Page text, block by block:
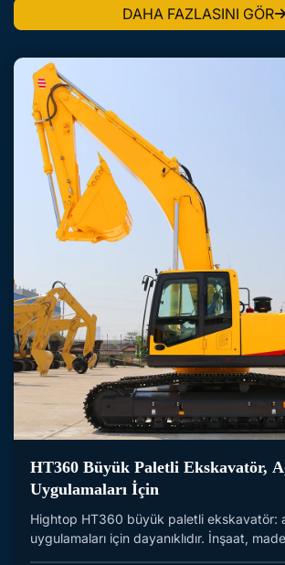
DAHA FAZLASINI GÖR
HT360 Büyük Paletli Ekskavatör,
Uygulamaları İçin
Hightop HT360 büyük paletli ekskavatör:
uygulamaları için dayanıklıdır. İnşaat,